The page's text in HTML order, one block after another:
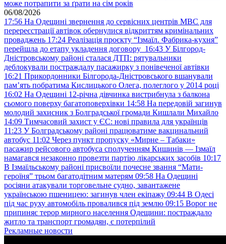
може потрапити за ґрати на сім років
06/08/2026
17:56 На Одещині звернення до сервісних центрів МВС для
перереєстрації автівок обернулися відкриттям кримінальних
проваджень 17:24 Реалізація проєкту “Ізмаїл. Фабрика-кухня”
перейшла до етапу укладення договору 16:43 У Білгород-
Дністровському районі сталася ДТП: рятувальники
деблокували постраждалу пасажирку з понівеченої автівки
16:21 Прикордонники Білгорода-Дністровського вшанували
пам’ять побратима Кислицького Олега, полеглого у 2014 році
16:02 На Одещині 12-річна дівчинка вистрибнула з балкона
сьомого поверху багатоповерхівки 14:58 На передовій загинув
молодий захисник з Болградської громади Кишлали Михайло
14:09 Тимчасовий захист у ЄС: нові правила для українців
11:23 У Болградському районі працюватиме вакцинальний
автобус 11:02 Через пункт пропуску «Мирне – Табаки»
пасажир рейсового автобуса сполученням Кишинів — Ізмаїл
намагався незаконно провезти партію лікарських засобів 10:17
В Ізмаїльському районі присвоїли почесне звання “Мати-
героїня” трьом багатодітним матерям 09:58 На Одещині
росіяни атакували торговельне судно, завантажене
українською пшеницею: загинув член екіпажу 09:44 В Одесі
під час руху автомобіль провалився під землю 09:15 Ворог не
припиняє терор мирного населення Одещини: постраждало
житло та транспорт громадян, є потерпілий
Рекламные новости